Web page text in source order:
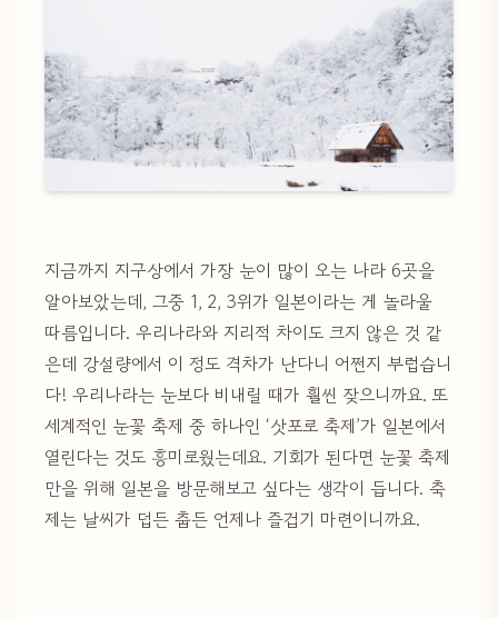
지금까지 지구상에서 가장 눈이 많이 오는 나라 6곳을
알아보았는데, 그중 1, 2, 3위가 일본이라는 게 놀라울
따름입니다. 우리나라와 지리적 차이도 크지 않은 것 같
은데 강설량에서 이 정도 격차가 난다니 어쩐지 부럽습니
다! 우리나라는 눈보다 비내릴 때가 훨씬 잦으니까요. 또
세계적인 눈꽃 축제 중 하나인 ‘삿포로 축제’가 일본에서
열린다는 것도 흥미로웠는데요. 기회가 된다면 눈꽃 축제
만을 위해 일본을 방문해보고 싶다는 생각이 듭니다. 축
제는 날씨가 덥든 춥든 언제나 즐겁기 마련이니까요.